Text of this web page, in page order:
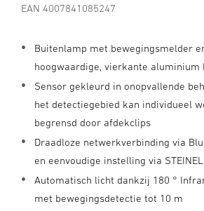
EAN 4007841085247
Buitenlamp met bewegingsmelder
hoogwaardige, vierkante aluminium
Sensor gekleurd in onopvallende
het detectiegebied kan individueel
begrensd door afdekclips
Draadloze netwerkverbinding via
en eenvoudige instelling via
Automatisch licht dankzij 180 °
met bewegingsdetectie tot 10 m